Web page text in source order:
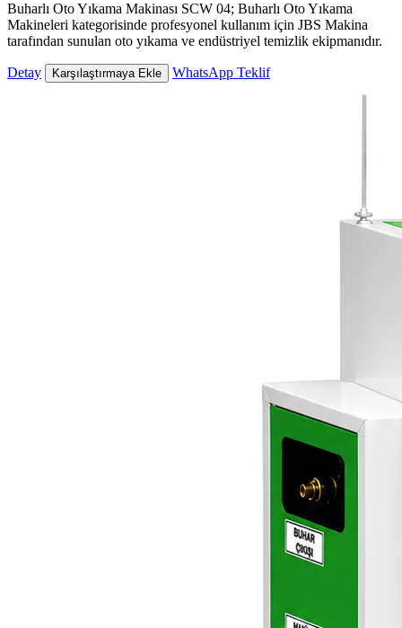
Buharlı Oto Yıkama Makinası SCW 04; Buharlı Oto Yıkama
Makineleri kategorisinde profesyonel kullanım için JBS Makina
tarafından sunulan oto yıkama ve endüstriyel temizlik ekipmanıdır.
Detay Karşılaştırmaya Ekle WhatsApp Teklif